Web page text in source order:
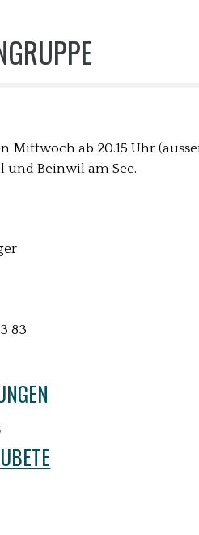
Mittwoch ab 20.15 Uhr
und Beinwil am See.
83